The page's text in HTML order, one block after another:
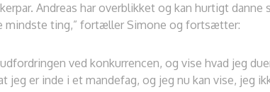
Andreas har overblikket og kan hurtigt
mindste ting,” fortæller Simone og fortsætter:
ved konkurrencen, og vise hvad jeg
jeg er inde i et mandefag, og jeg nu kan vise, jeg